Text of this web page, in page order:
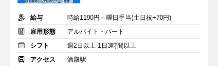
給与
時給1190円＋曜日手当(土日祝+70円)
雇用形態
アルバイト・パート
シフト
週2日以上 1日3時間以上
アクセス
酒殿駅